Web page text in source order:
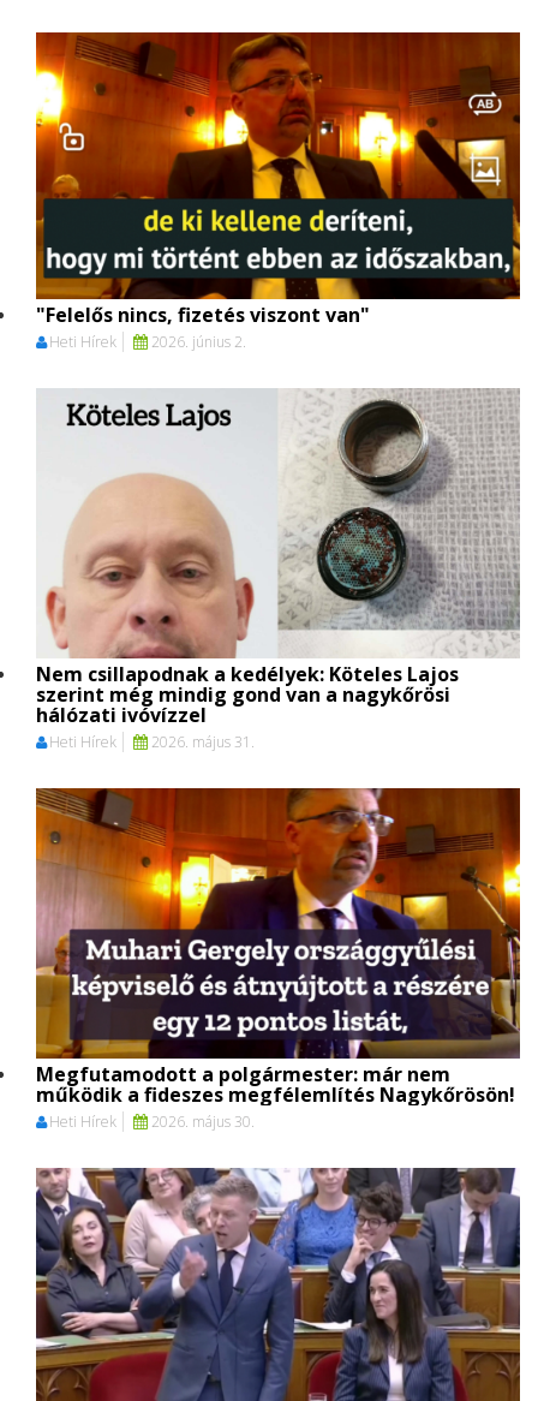
"Felelős nincs, fizetés viszont van"
Heti Hírek 2026. június 2.
Nem csillapodnak a kedélyek: Köteles Lajos
szerint még mindig gond van a nagykőrösi
hálózati ivóvízzel
Heti Hírek 2026. május 31.
Megfutamodott a polgármester: már nem
működik a fideszes megfélemlítés Nagykőrösön!
Heti Hírek 2026. május 30.